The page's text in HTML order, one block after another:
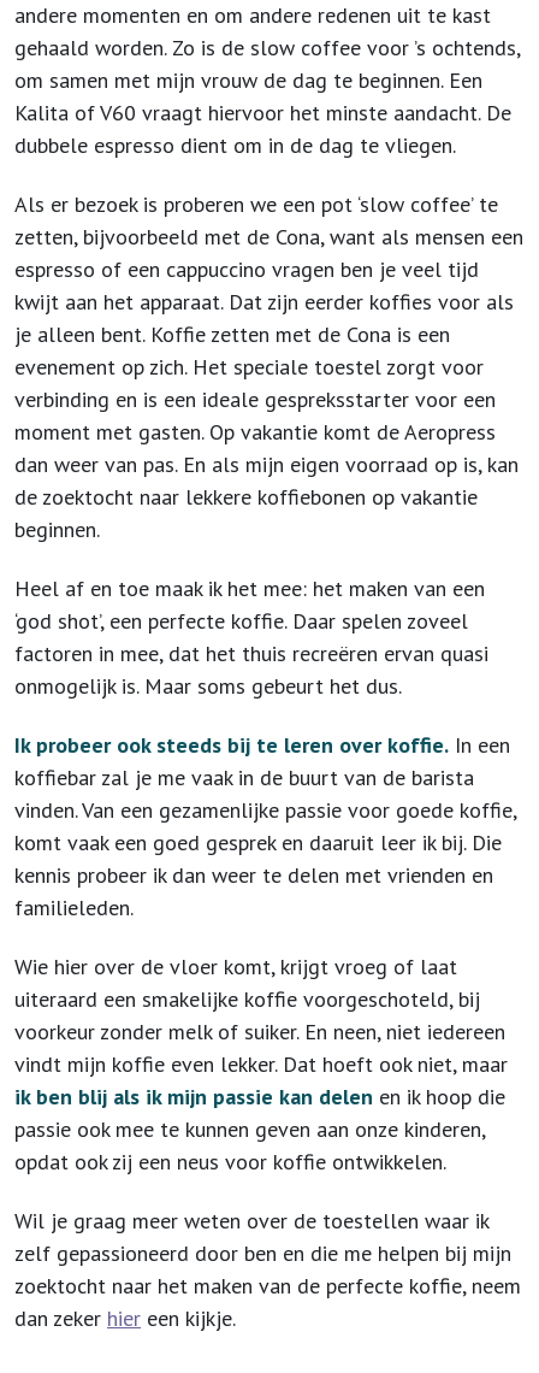
andere momenten en om andere redenen uit te kast
gehaald worden. Zo is de slow coffee voor ’s ochtends,
om samen met mijn vrouw de dag te beginnen. Een
Kalita of V60 vraagt hiervoor het minste aandacht. De
dubbele espresso dient om in de dag te vliegen.
Als er bezoek is proberen we een pot ‘slow coffee’ te
zetten, bijvoorbeeld met de Cona, want als mensen een
espresso of een cappuccino vragen ben je veel tijd
kwijt aan het apparaat. Dat zijn eerder koffies voor als
je alleen bent. Koffie zetten met de Cona is een
evenement op zich. Het speciale toestel zorgt voor
verbinding en is een ideale gespreksstarter voor een
moment met gasten. Op vakantie komt de Aeropress
dan weer van pas. En als mijn eigen voorraad op is, kan
de zoektocht naar lekkere koffiebonen op vakantie
beginnen.
Heel af en toe maak ik het mee: het maken van een
‘god shot’, een perfecte koffie. Daar spelen zoveel
factoren in mee, dat het thuis recreëren ervan quasi
onmogelijk is. Maar soms gebeurt het dus.
Ik probeer ook steeds bij te leren over koffie. In een
koffiebar zal je me vaak in de buurt van de barista
vinden. Van een gezamenlijke passie voor goede koffie,
komt vaak een goed gesprek en daaruit leer ik bij. Die
kennis probeer ik dan weer te delen met vrienden en
familieleden.
Wie hier over de vloer komt, krijgt vroeg of laat
uiteraard een smakelijke koffie voorgeschoteld, bij
voorkeur zonder melk of suiker. En neen, niet iedereen
vindt mijn koffie even lekker. Dat hoeft ook niet, maar
ik ben blij als ik mijn passie kan delen en ik hoop die
passie ook mee te kunnen geven aan onze kinderen,
opdat ook zij een neus voor koffie ontwikkelen.
Wil je graag meer weten over de toestellen waar ik
zelf gepassioneerd door ben en die me helpen bij mijn
zoektocht naar het maken van de perfecte koffie, neem
dan zeker hier een kijkje.